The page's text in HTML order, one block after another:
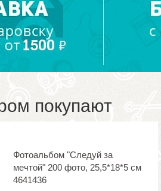
покупают
Фотоальбом "Следуй за
мечтой" 200 фото, 25,5*18*5 см
4641436